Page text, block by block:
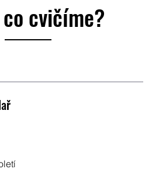
cvičíme?